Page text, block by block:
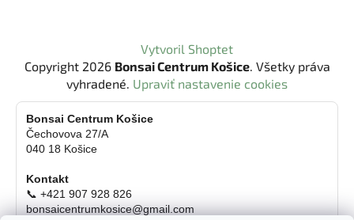
Vytvoril Shoptet
Copyright 2026 Bonsai Centrum Košice. Všetky práva
vyhradené. Upraviť nastavenie cookies
Bonsai Centrum Košice
Čechovova 27/A
040 18 Košice
Kontakt
📞 +421 907 928 826
bonsaicentrumkosice@gmail.com